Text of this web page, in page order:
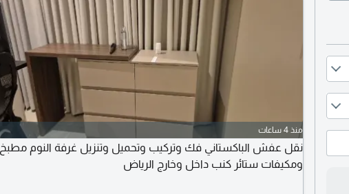
منذ 4 ساعات
نقل عفش الباكستاني فك وتركيب وتحميل وتنزيل غرفة النوم مطبخ
ومكيفات ستائر كنب داخل وخارج الرياض